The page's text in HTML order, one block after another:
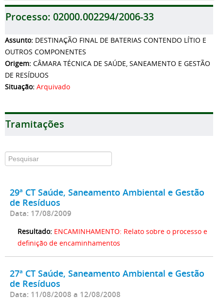
Processo: 02000.002294/2006-33
Assunto: DESTINAÇÃO FINAL DE BATERIAS CONTENDO LÍTIO E
OUTROS COMPONENTES
Origem: CÂMARA TÉCNICA DE SAÚDE, SANEAMENTO E GESTÃO
DE RESÍDUOS
Situação: Arquivado
Tramitações
29ª CT Saúde, Saneamento Ambiental e Gestão
de Resíduos
Data: 17/08/2009
Resultado: ENCAMINHAMENTO: Relato sobre o processo e
definição de encaminhamentos
27ª CT Saúde, Saneamento Ambiental e Gestão
de Resíduos
Data: 11/08/2008 a 12/08/2008